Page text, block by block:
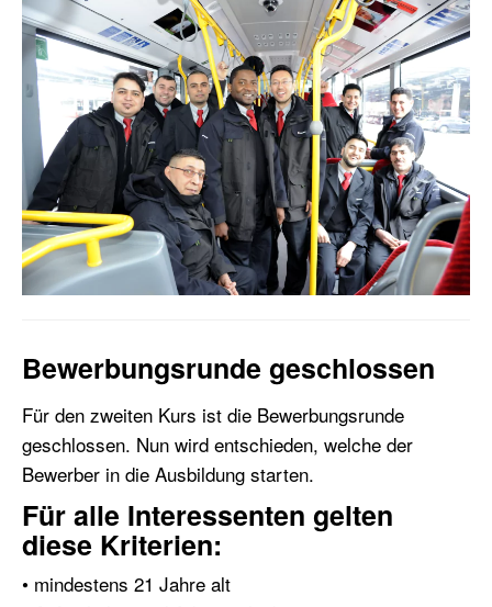
Bewerbungsrunde geschlossen
Für den zweiten Kurs ist die Bewerbungsrunde
geschlossen. Nun wird entschieden, welche der
Bewerber in die Ausbildung starten.
Für alle Interessenten gelten
diese Kriterien:
• mindestens 21 Jahre alt